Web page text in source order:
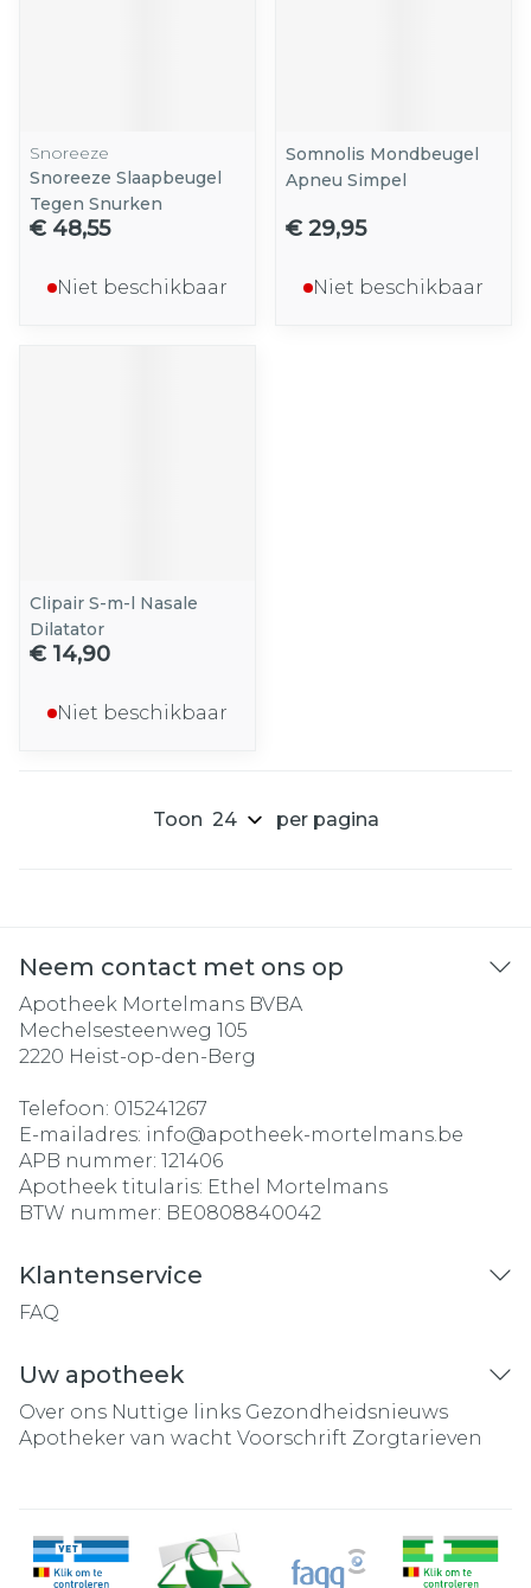
Snoreeze
Snoreeze Slaapbeugel
Tegen Snurken
€ 48,55
Niet beschikbaar
Somnolis Mondbeugel
Apneu Simpel
€ 29,95
Niet beschikbaar
Clipair S-m-l Nasale
Dilatator
€ 14,90
Niet beschikbaar
Toon per pagina
Neem contact met ons op
Apotheek Mortelmans BVBA
Mechelsesteenweg 105
2220 Heist-op-den-Berg
Telefoon: 015241267
E-mailadres: info@apotheek-mortelmans.be
APB nummer: 121406
Apotheek titularis: Ethel Mortelmans
BTW nummer: BE0808840042
Klantenservice
FAQ
Uw apotheek
Over ons Nuttige links Gezondheidsnieuws
Apotheker van wacht Voorschrift Zorgtarieven